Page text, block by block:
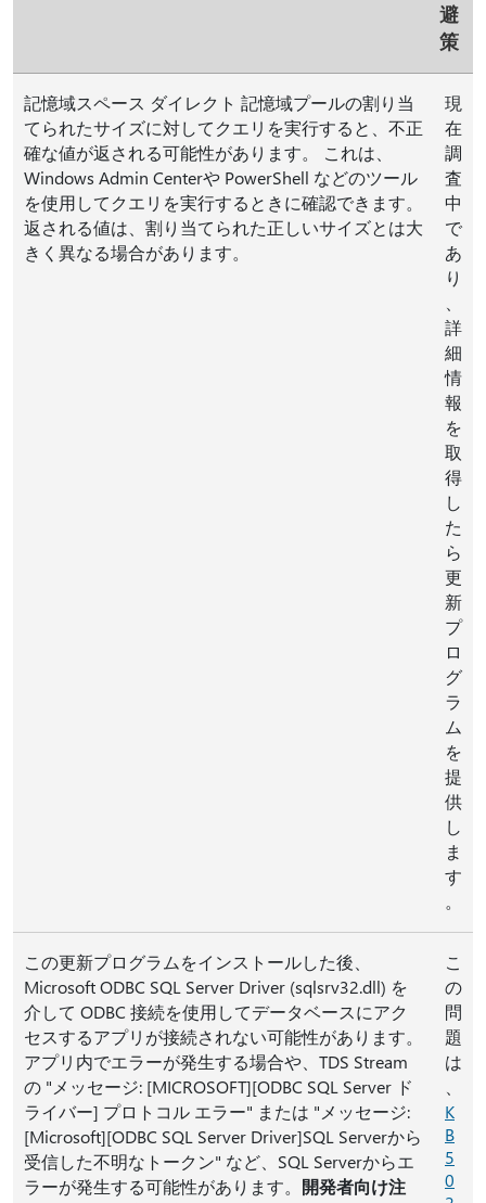
避
策
記憶域スペース ダイレクト 記憶域プールの割り当
てられたサイズに対してクエリを実行すると、不正
確な値が返される可能性があります。 これは、
Windows Admin Centerや PowerShell などのツール
を使用してクエリを実行するときに確認できます。
返される値は、割り当てられた正しいサイズとは大
きく異なる場合があります。
現
在
調
査
中
で
あ
り
詳
細
情
報
を
取
得
し
た
ら
更
新
プ
ロ
グ
ラ
ム
を
提
供
し
ま
す
。
この更新プログラムをインストールした後、
Microsoft ODBC SQL Server Driver (sqlsrv32.dll) を
介して ODBC 接続を使用してデータベースにアク
セスするアプリが接続されない可能性があります。
アプリ内でエラーが発生する場合や、TDS Stream
の "メッセージ: [MICROSOFT][ODBC SQL Server ド
ライバー] プロトコル エラー" または "メッセージ:
[Microsoft][ODBC SQL Server Driver]SQL Serverから
受信した不明なトークン" など、SQL Serverからエ
ラーが発生する可能性があります。 開発者向け注
こ
の
問
題
は
K
B
5
0